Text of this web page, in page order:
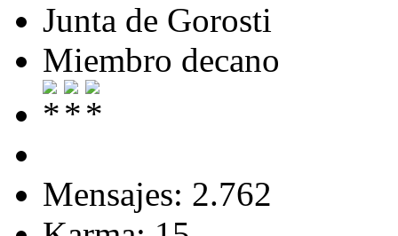
Junta de Gorosti
Miembro decano
Mensajes: 2.762